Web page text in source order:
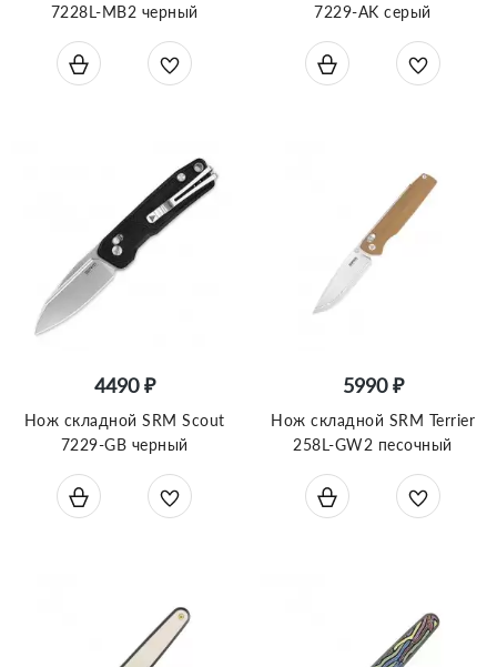
7228L-MB2 черный
7229-AK серый
4490 ₽
Нож складной SRM Scout
7229-GB черный
5990 ₽
Нож складной SRM Terrier
258L-GW2 песочный